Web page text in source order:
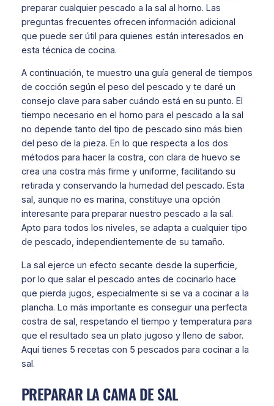
preparar cualquier pescado a la sal al horno. Las
preguntas frecuentes ofrecen información adicional
que puede ser útil para quienes están interesados en
esta técnica de cocina.
A continuación, te muestro una guía general de tiempos
de cocción según el peso del pescado y te daré un
consejo clave para saber cuándo está en su punto. El
tiempo necesario en el horno para el pescado a la sal
no depende tanto del tipo de pescado sino más bien
del peso de la pieza. En lo que respecta a los dos
métodos para hacer la costra, con clara de huevo se
crea una costra más firme y uniforme, facilitando su
retirada y conservando la humedad del pescado. Esta
sal, aunque no es marina, constituye una opción
interesante para preparar nuestro pescado a la sal.
Apto para todos los niveles, se adapta a cualquier tipo
de pescado, independientemente de su tamaño.
La sal ejerce un efecto secante desde la superficie,
por lo que salar el pescado antes de cocinarlo hace
que pierda jugos, especialmente si se va a cocinar a la
plancha. Lo más importante es conseguir una perfecta
costra de sal, respetando el tiempo y temperatura para
que el resultado sea un plato jugoso y lleno de sabor.
Aquí tienes 5 recetas con 5 pescados para cocinar a la
sal.
PREPARAR LA CAMA DE SAL